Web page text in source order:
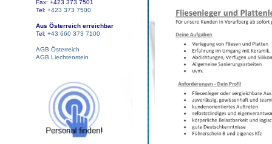
Fax: +423 373 7501
Tel: +423 373 7500
Aus Österreich erreichbar
Tel: +43 660 373 7100
AGB Österreich
AGB Liechtenstein